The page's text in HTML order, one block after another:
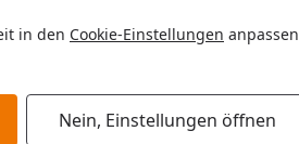
in den Cookie-Einstellungen anpassen
Nein, Einstellungen öffnen